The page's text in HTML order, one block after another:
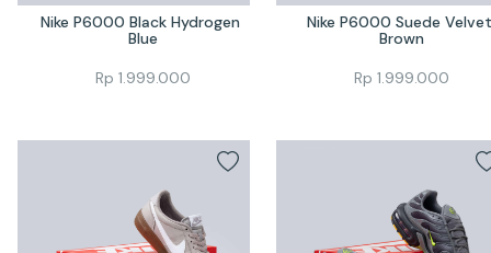
Nike P6000 Black Hydrogen
Blue
Rp 1.999.000
Nike P6000 Suede Velvet
Brown
Rp 1.999.000